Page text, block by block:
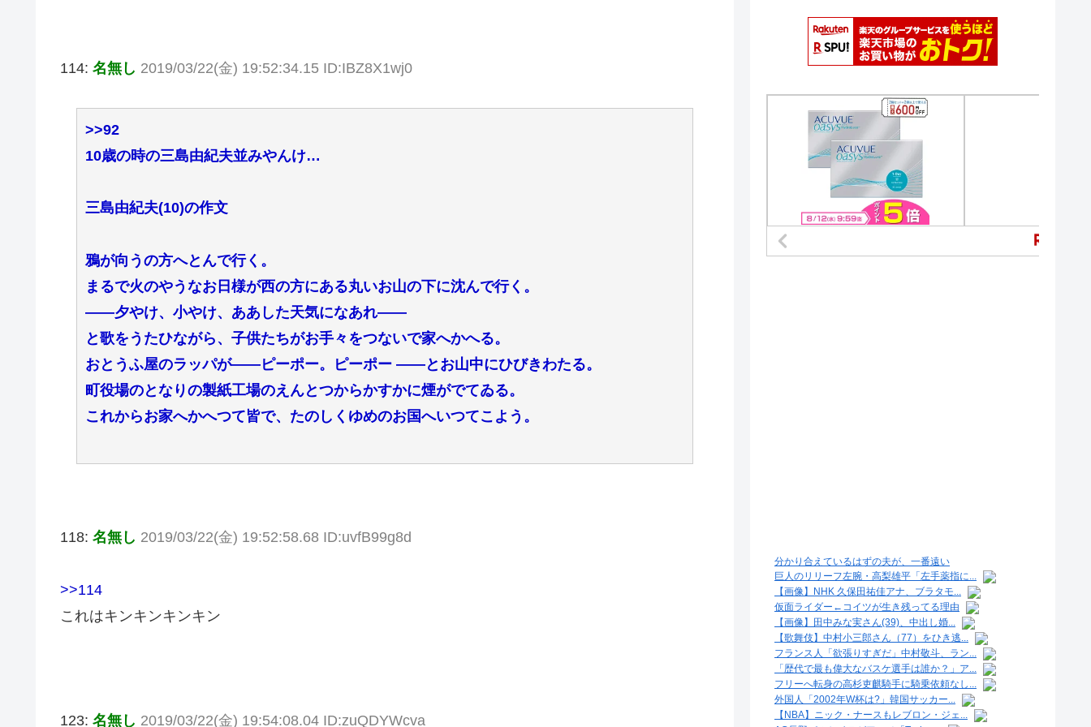
114: 名無し 2019/03/22(金) 19:52:34.15 ID:IBZ8X1wj0
>>92
10歳の時の三島由紀夫並みやんけ…
三島由紀夫(10)の作文
鴉が向うの方へとんで行く。
まるで火のやうなお日様が西の方にある丸いお山の下に沈んで行く。
――夕やけ、小やけ、ああした天気になあれ――
と歌をうたひながら、子供たちがお手々をつないで家へかへる。
おとうふ屋のラッパが――ピーポー。ピーポー ――とお山中にひびきわたる。
町役場のとなりの製紙工場のえんとつからかすかに煙がでてゐる。
これからお家へかへつて皆で、たのしくゆめのお国へいつてこよう。
118: 名無し 2019/03/22(金) 19:52:58.68 ID:uvfB99g8d
>>114
これはキンキンキンキン
123: 名無し 2019/03/22(金) 19:54:08.04 ID:zuQDYWcva
分かり合えているはずの夫が、一番遠い
巨人のリリーフ左腕・高梨雄平「左手薬指に...
【画像】NHK 久保田祐佳アナ、ブラタモ...
仮面ライダー←コイツが生き残ってる理由
【画像】田中みな実さん(39)、中出し婚...
【歌舞伎】中村小三郎さん（77）をひき逃...
フランス人「欲張りすぎだ」中村敬斗、ラン...
「歴代で最も偉大なバスケ選手は誰か？」ア...
フリーへ転身の高杉吏麒騎手に騎乗依頼なし...
外国人「2002年W杯は?」韓国サッカー...
【NBA】ニック・ナースもレブロン・ジェ...